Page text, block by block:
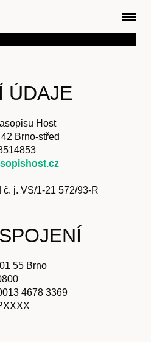
ÚDAJE
Host
Brno-střed
č. j. VS/1-21 572/93-R
55 Brno
4678 3369